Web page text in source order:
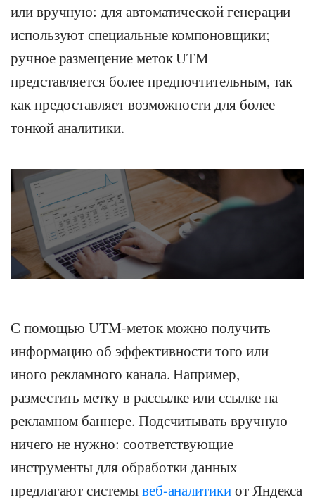
или вручную: для автоматической генерации
используют специальные компоновщики;
ручное размещение меток UTM
представляется более предпочтительным, так
как предоставляет возможности для более
тонкой аналитики.
С помощью UTM-меток можно получить
информацию об эффективности того или
иного рекламного канала. Например,
разместить метку в рассылке или ссылке на
рекламном баннере. Подсчитывать вручную
ничего не нужно: соответствующие
инструменты для обработки данных
предлагают системывеб-аналитикиот Яндекса